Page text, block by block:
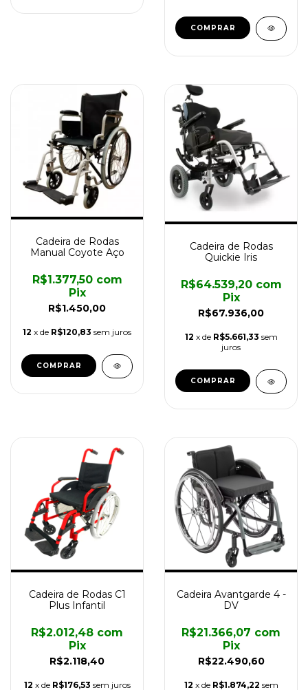
Cadeira de Rodas
Manual Coyote Aço
R$1.450,00
R$1.377,50 com
Pix
12 x de R$120,83 sem juros
Cadeira de Rodas
Quickie Iris
R$67.936,00
R$64.539,20 com
Pix
12 x de R$5.661,33 sem
juros
COMPRAR
Cadeira de Rodas C1
Plus Infantil
R$2.118,40
R$2.012,48 com
Pix
12 x de R$176,53 sem juros
Cadeira Avantgarde 4 -
DV
R$22.490,60
R$21.366,07 com
Pix
12 x de R$1.874,22 sem